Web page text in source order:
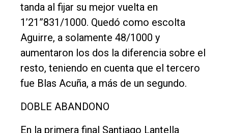
tanda al fijar su mejor vuelta en
1’21”831/1000. Quedó como escolta
Aguirre, a solamente 48/1000 y
aumentaron los dos la diferencia sobre el
resto, teniendo en cuenta que el tercero
fue Blas Acuña, a más de un segundo.
DOBLE ABANDONO
En la primera final Santiago Lantella